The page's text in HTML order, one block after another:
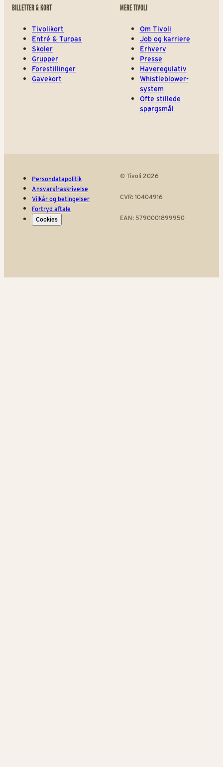
BILLETTER & KORT
Tivolikort
Entré & Turpas
Skoler
Grupper
Forestillinger
Gavekort
MERE TIVOLI
Om Tivoli
Job og karriere
Erhverv
Presse
Haveregulativ
Whistleblower-
system
Ofte stillede
spørgsmål
Persondatapolitik
Ansvarsfraskrivelse
Vilkår og betingelser
Fortryd aftale
Cookies
© Tivoli 2026
CVR: 10404916
EAN: 5790001899950